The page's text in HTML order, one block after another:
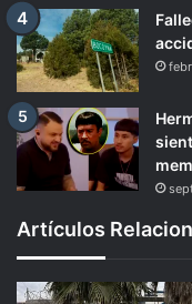
Artículos